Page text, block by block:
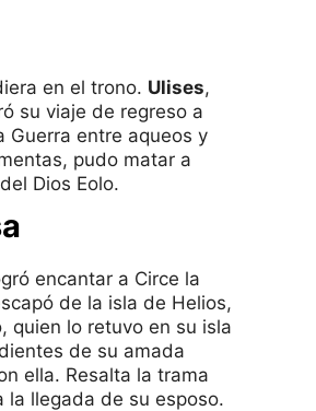
en el trono. Ulises,
su viaje de regreso a
Guerra entre aqueos y
pudo matar a
Dios Eolo.
encantar a Circe la
de la isla de Helios,
quien lo retuvo en su isla
de su amada
ella. Resalta la trama
la llegada de su esposo.